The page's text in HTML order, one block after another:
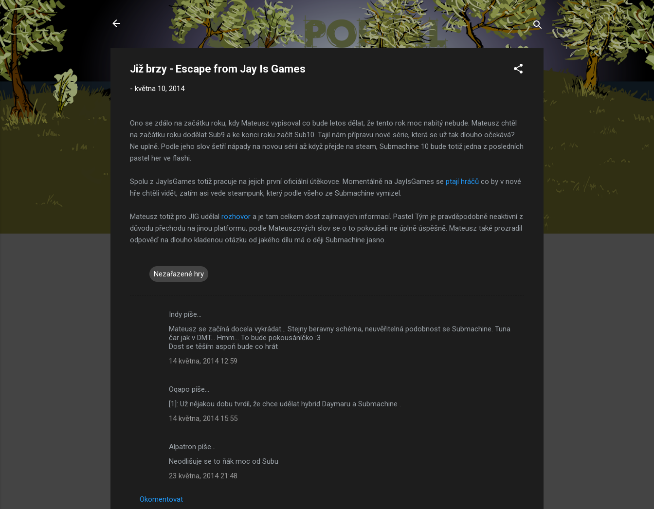
Přeskočit na hlavní obsah
Již brzy - Escape from Jay Is Games
- května 10, 2014
Ono se zdálo na začátku roku, kdy Mateusz vypisoval co bude letos dělat, že tento rok moc nabitý nebude. Mateusz chtěl
na začátku roku dodělat Sub9 a ke konci roku začít Sub10. Tajil nám přípravu nové série, která se už tak dlouho očekává?
Ne uplně. Podle jeho slov šetří nápady na novou sérií až když přejde na steam, Submachine 10 bude totiž jedna z posledních
pastel her ve flashi.
Spolu z JayIsGames totiž pracuje na jejich první oficiální útěkovce. Momentálně na JayIsGames se ptají hráčů co by v nové
hře chtěli vidět, zatím asi vede steampunk, který podle všeho ze Submachine vymizel.
Mateusz totiž pro JIG udělal rozhovor a je tam celkem dost zajímavých informací. Pastel Tým je pravděpodobně neaktivní z
důvodu přechodu na jinou platformu, podle Mateuszových slov se o to pokoušeli ne úplně úspěšně. Mateusz také prozradil
odpověď na dlouho kladenou otázku od jakého dílu má o ději Submachine jasno.
Nezařazené hry
Indy píše…
Mateusz se začíná docela vykrádat... Stejny beravny schéma, neuvěřitelná podobnost se Submachine. Tuna
čar jak v DMT... Hmm... To bude pokousáníčko :3
Dost se těším aspoň bude co hrát
14 května, 2014 12:59
Oqapo píše…
[1]: Už nějakou dobu tvrdil, že chce udělat hybrid Daymaru a Submachine .
14 května, 2014 15:55
Alpatron píše…
Neodlišuje se to ňák moc od Subu
23 května, 2014 21:48
Okomentovat